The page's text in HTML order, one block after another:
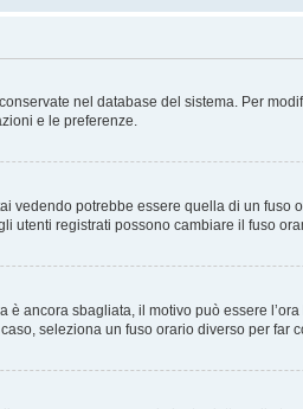
nel database del sistema. Per
e le preferenze.
vedendo potrebbe essere quella di un
utenti registrati possono cambiare il fuso
è ancora sbagliata, il motivo può essere
seleziona un fuso orario diverso per far